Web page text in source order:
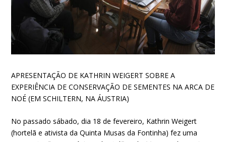
APRESENTAÇÃO DE KATHRIN WEIGERT SOBRE A
EXPERIÊNCIA DE CONSERVAÇÃO DE SEMENTES NA ARCA DE
NOÉ (EM SCHILTERN, NA ÁUSTRIA)
No passado sábado, dia 18 de fevereiro, Kathrin Weigert
(hortelã e ativista da Quinta Musas da Fontinha) fez uma